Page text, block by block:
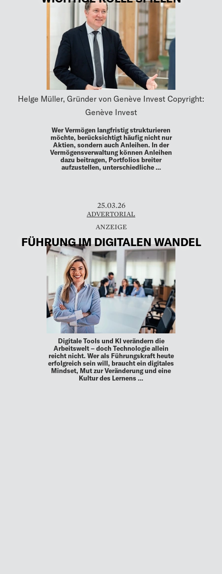
Helge Müller, Gründer von Genève Invest Copyright:
Genève Invest
Wer Vermögen langfristig strukturieren
möchte, berücksichtigt häufig nicht nur
Aktien, sondern auch Anleihen. In der
Vermögensverwaltung können Anleihen
dazu beitragen, Portfolios breiter
aufzustellen, unterschiedliche …
25.03.26
ADVERTORIAL
FÜHRUNG IM DIGITALEN WANDEL
Digitale Tools und KI verändern die
Arbeitswelt – doch Technologie allein
reicht nicht. Wer als Führungskraft heute
erfolgreich sein will, braucht ein digitales
Mindset, Mut zur Veränderung und eine
Kultur des Lernens …